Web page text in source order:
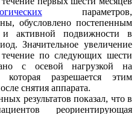
параметров,
обусловлено постепенным
и активной подвижности в
Значительное увеличение
по следующих шести
с осевой нагрузкой на
которая разрешается этим
снятия аппарата.
результатов показал, что в
реориентирующая